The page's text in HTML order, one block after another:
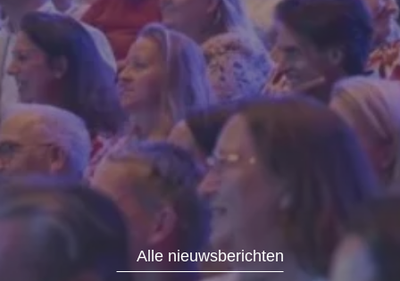
Alle nieuwsberichten